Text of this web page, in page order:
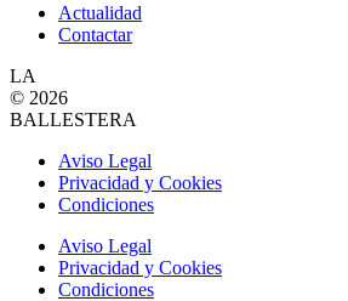
Actualidad
Contactar
LA
© 2026
BALLESTERA
Aviso Legal
Privacidad y Cookies
Condiciones
Aviso Legal
Privacidad y Cookies
Condiciones